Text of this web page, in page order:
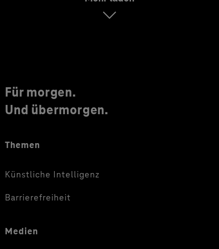
Für morgen.
Und übermorgen.
Themen
Künstliche Intelligenz
Barrierefreiheit
Medien